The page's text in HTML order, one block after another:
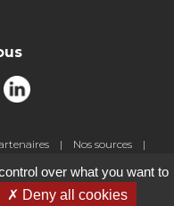
Nos sources
Gestion des cookies
over what you want to
Deny all cookies